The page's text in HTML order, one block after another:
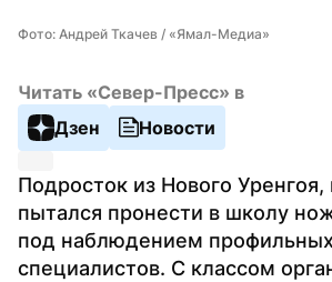
Фото: Андрей Ткачев / «Ямал-Медиа»
Читать «Север-Пресс» в
Дзен
Новости
Подросток из Нового Уренгоя,
пытался пронести в школу
под наблюдением профильных
специалистов. С классом